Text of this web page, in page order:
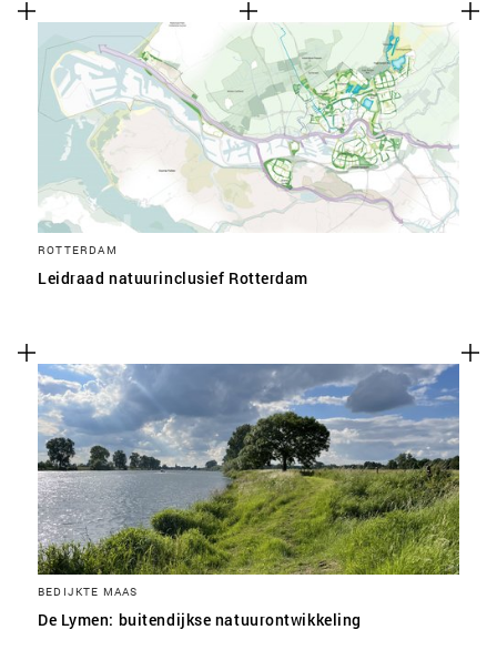
ROTTERDAM
Leidraad natuurinclusief Rotterdam
BEDIJKTE MAAS
De Lymen: buitendijkse natuurontwikkeling